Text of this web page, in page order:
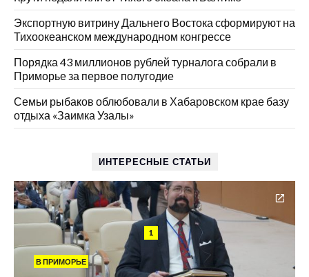
Экспортную витрину Дальнего Востока сформируют на
Тихоокеанском международном конгрессе
Порядка 43 миллионов рублей турналога собрали в
Приморье за первое полугодие
Семьи рыбаков облюбовали в Хабаровском крае базу
отдыха «Заимка Узалы»
ИНТЕРЕСНЫЕ СТАТЬИ
1
В ПРИМОРЬЕ